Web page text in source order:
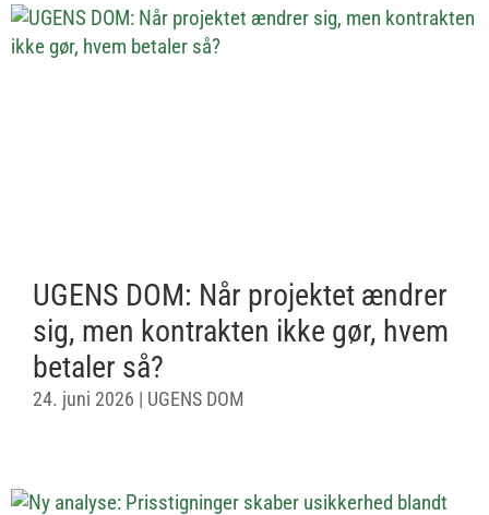
UGENS DOM: Når projektet ændrer
sig, men kontrakten ikke gør, hvem
betaler så?
24. juni 2026 | UGENS DOM